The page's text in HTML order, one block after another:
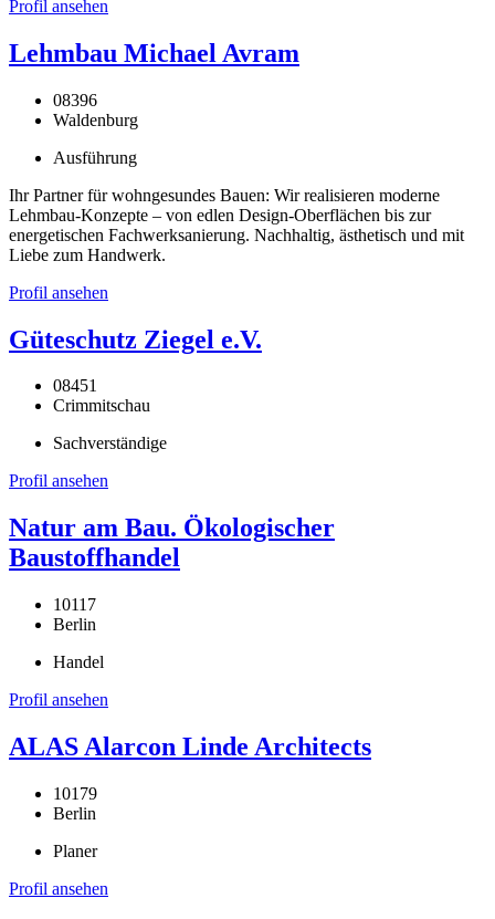
Profil ansehen
Lehmbau Michael Avram
08396
Waldenburg
Ausführung
Ihr Partner für wohngesundes Bauen: Wir realisieren moderne
Lehmbau-Konzepte – von edlen Design-Oberflächen bis zur
energetischen Fachwerksanierung. Nachhaltig, ästhetisch und mit
Liebe zum Handwerk.
Profil ansehen
Güteschutz Ziegel e.V.
08451
Crimmitschau
Sachverständige
Profil ansehen
Natur am Bau. Ökologischer
Baustoffhandel
10117
Berlin
Handel
Profil ansehen
ALAS Alarcon Linde Architects
10179
Berlin
Planer
Profil ansehen